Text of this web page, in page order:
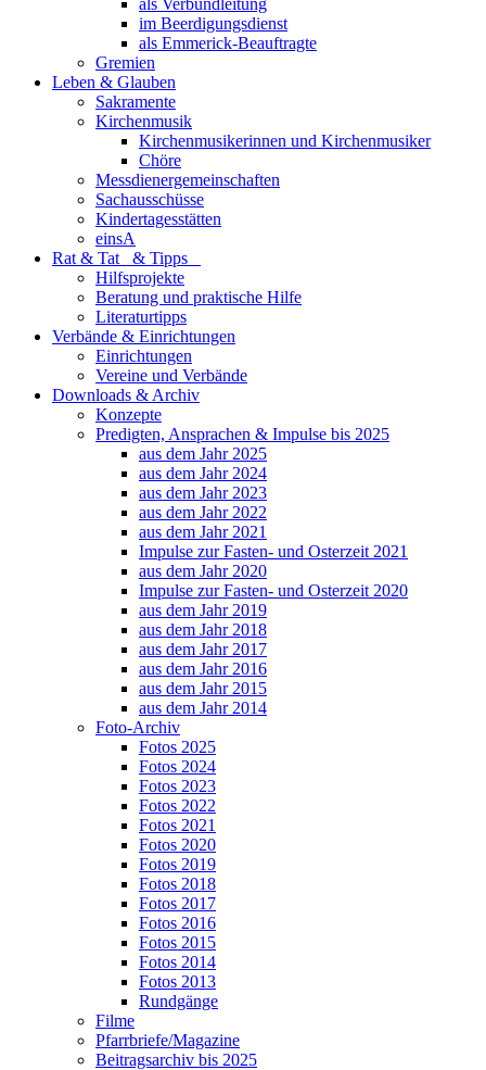
als Verbundleitung
im Beerdigungsdienst
als Emmerick-Beauftragte
Gremien
Leben & Glauben
Sakramente
Kirchenmusik
Kirchenmusikerinnen und Kirchenmusiker
Chöre
Messdienergemeinschaften
Sachausschüsse
Kindertagesstätten
einsA
Rat & Tat & Tipps
Hilfsprojekte
Beratung und praktische Hilfe
Literaturtipps
Verbände & Einrichtungen
Einrichtungen
Vereine und Verbände
Downloads & Archiv
Konzepte
Predigten, Ansprachen & Impulse bis 2025
aus dem Jahr 2025
aus dem Jahr 2024
aus dem Jahr 2023
aus dem Jahr 2022
aus dem Jahr 2021
Impulse zur Fasten- und Osterzeit 2021
aus dem Jahr 2020
Impulse zur Fasten- und Osterzeit 2020
aus dem Jahr 2019
aus dem Jahr 2018
aus dem Jahr 2017
aus dem Jahr 2016
aus dem Jahr 2015
aus dem Jahr 2014
Foto-Archiv
Fotos 2025
Fotos 2024
Fotos 2023
Fotos 2022
Fotos 2021
Fotos 2020
Fotos 2019
Fotos 2018
Fotos 2017
Fotos 2016
Fotos 2015
Fotos 2014
Fotos 2013
Rundgänge
Filme
Pfarrbriefe/Magazine
Beitragsarchiv bis 2025